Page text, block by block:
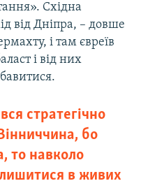
Східна
від Дніпра, – довше
і там євреїв
і від них
стратегічно
бо
то навколо
в живих